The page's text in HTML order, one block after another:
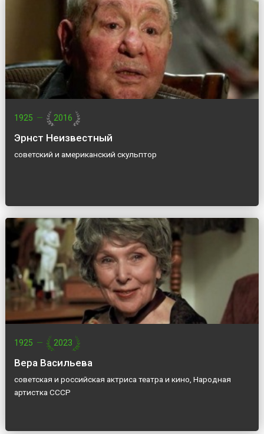
1925 — 2016
Эрнст Неизвестный
советский и американский скульптор
1925 — 2023
Вера Васильева
советская и российская актриса театра и кино, Народная
артистка СССР